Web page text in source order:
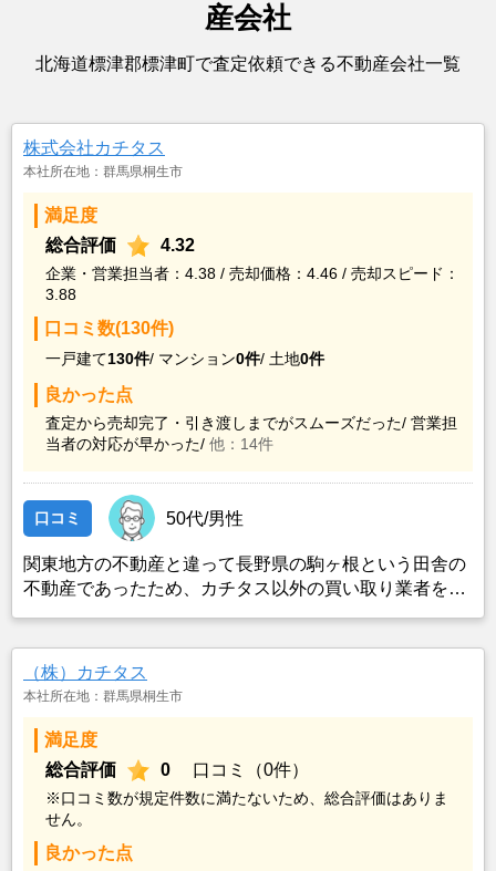
産会社
北海道標津郡標津町で査定依頼できる不動産会社一覧
株式会社カチタス
本社所在地：群馬県桐生市
満足度
総合評価
4.32
企業・営業担当者：4.38 / 売却価格：4.46 / 売却スピード：
3.88
口コミ数(130件)
一戸建て130件/ マンション0件/ 土地0件
良かった点
査定から売却完了・引き渡しまでがスムーズだった/ 営業担
当者の対応が早かった/ 他：14件
口コミ 50代/男性
関東地方の不動産と違って長野県の駒ヶ根という田舎の
不動産であったため、カチタス以外の買い取り業者をみ
も空き家の状態で不動産を残しておけないと考えて売却
を決めた。
（株）カチタス
本社所在地：群馬県桐生市
満足度
総合評価
0 口コミ（0件）
※口コミ数が規定件数に満たないため、総合評価はありま
せん。
良かった点